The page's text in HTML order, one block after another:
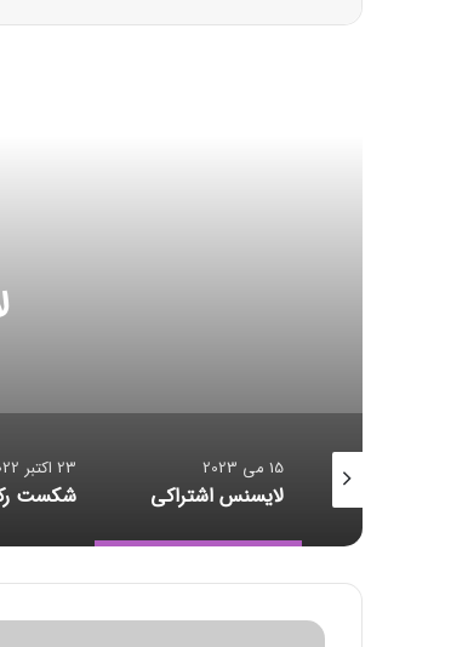
لایسنس اشتراکی
23 اکتبر 2022 23 اکتبر 2022
م